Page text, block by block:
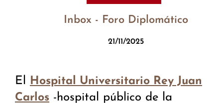
Inbox - Foro Diplomático
21/11/2025
El Hospital Universitario Rey Juan
Carlos -hospital público de la